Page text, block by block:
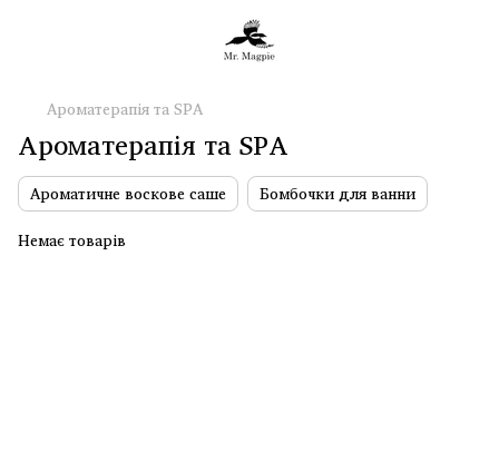
Ароматерапія та SPA
Ароматерапія та SPA
Ароматичне воскове саше
Бомбочки для ванни
Немає товарів